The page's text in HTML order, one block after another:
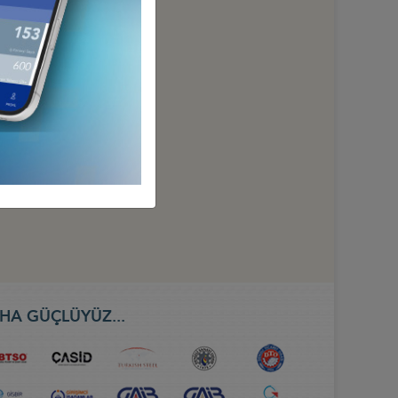
GÜÇLÜYÜZ...